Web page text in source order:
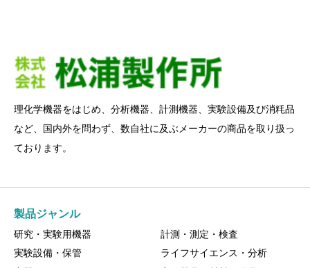
理化学機器をはじめ、分析機器、計測機器、実験設備及び消粍品
など、国内外を問わず、数自社に及ぶメーカーの商品を取り扱っ
ております。
製品ジャンル
研究・実験用機器
計測・測定・検査
実験設備・保管
ライフサイエンス・分析